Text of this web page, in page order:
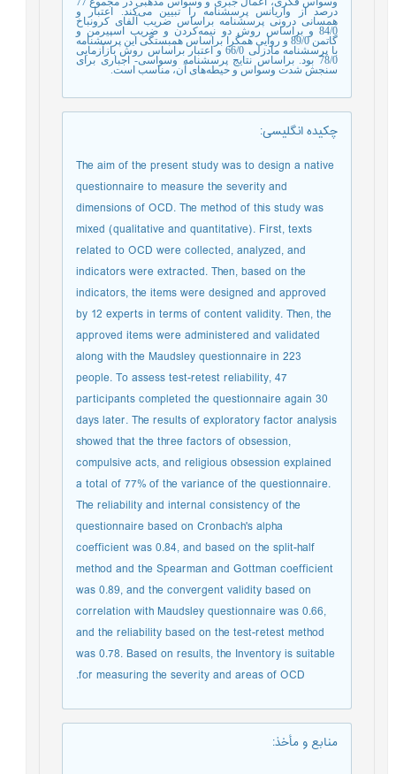
درصد از واریانس پرسشنامه را تبیین می‌کند. ‌اعتبار و
همسانی درونی پرسشنامه ‌براساس ضریب آلفای کرونباخ
84/0 و ‌براساس روش دو نیمه‌‌کردن و ضریب اسپیرمن و
گاتمن 89/0 و روایی همگرا ‌براساس همبستگی این پرسشنامه
با پرسشنامه مادزلی 66/0 و ‌اعتبار ‌براساس روش بازآزمایی
78/0 بود. ‌براساس نتایج پرسشنامه وسواسی- اجباری برای
سنجش شدت وسواس و حیطه‌های آن، مناسب است.
چکیده انگلیسی:
The aim of the present study was to design a native
questionnaire to measure the severity and
dimensions of OCD. The method of this study was
mixed (qualitative and quantitative). First, texts
related to OCD were collected, analyzed, and
indicators were extracted. Then, based on the
indicators, the items were designed and approved
by 12 experts in terms of content validity. Then, the
approved items were administered and validated
along with the Maudsley questionnaire in 223
people. To assess test-retest reliability, 47
participants completed the questionnaire again 30
days later. The results of exploratory factor analysis
showed that the three factors of obsession,
compulsive acts, and religious obsession explained
a total of 77% of the variance of the questionnaire.
The reliability and internal consistency of the
questionnaire based on Cronbach's alpha
coefficient was 0.84, and based on the split-half
method and the Spearman and Gottman coefficient
was 0.89, and the convergent validity based on
correlation with Maudsley questionnaire was 0.66,
and the reliability based on the test-retest method
was 0.78. Based on results, the Inventory is suitable
for measuring the severity and areas of OCD.
منابع و مأخذ: